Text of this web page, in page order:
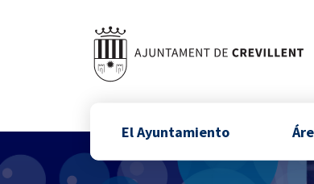
El Ayuntamiento